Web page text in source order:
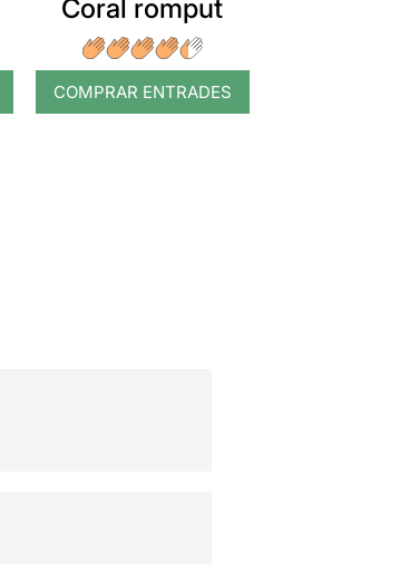
Coral romput
COMPRAR ENTRADES